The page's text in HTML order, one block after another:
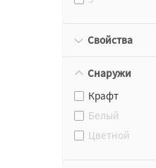
Свойства
Снаружи
Крафт
Белый
Цветной